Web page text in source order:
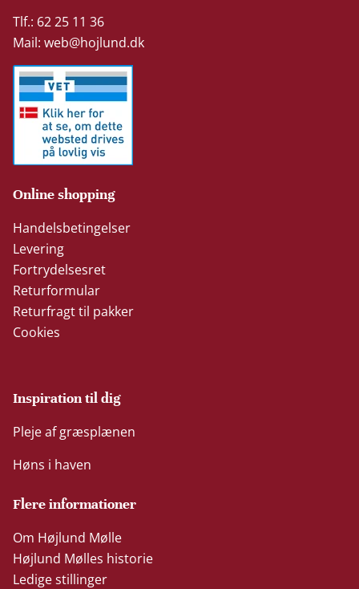
Tlf.: 62 25 11 36
Mail:web@hojlund.dk
Online shopping
Handelsbetingelser
Levering
Fortrydelsesret
Returformular
Returfragt til pakker
Cookies
Inspiration til dig
Pleje af græsplænen
Høns i haven
Flere informationer
Om Højlund Mølle
Højlund Mølles historie
Ledige stillinger